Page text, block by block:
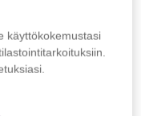
toimiva optikko
Parasta työssä on
palaute: ”Tykkään siitä,
tietenkin ihana palaute
käyttökokemustasi